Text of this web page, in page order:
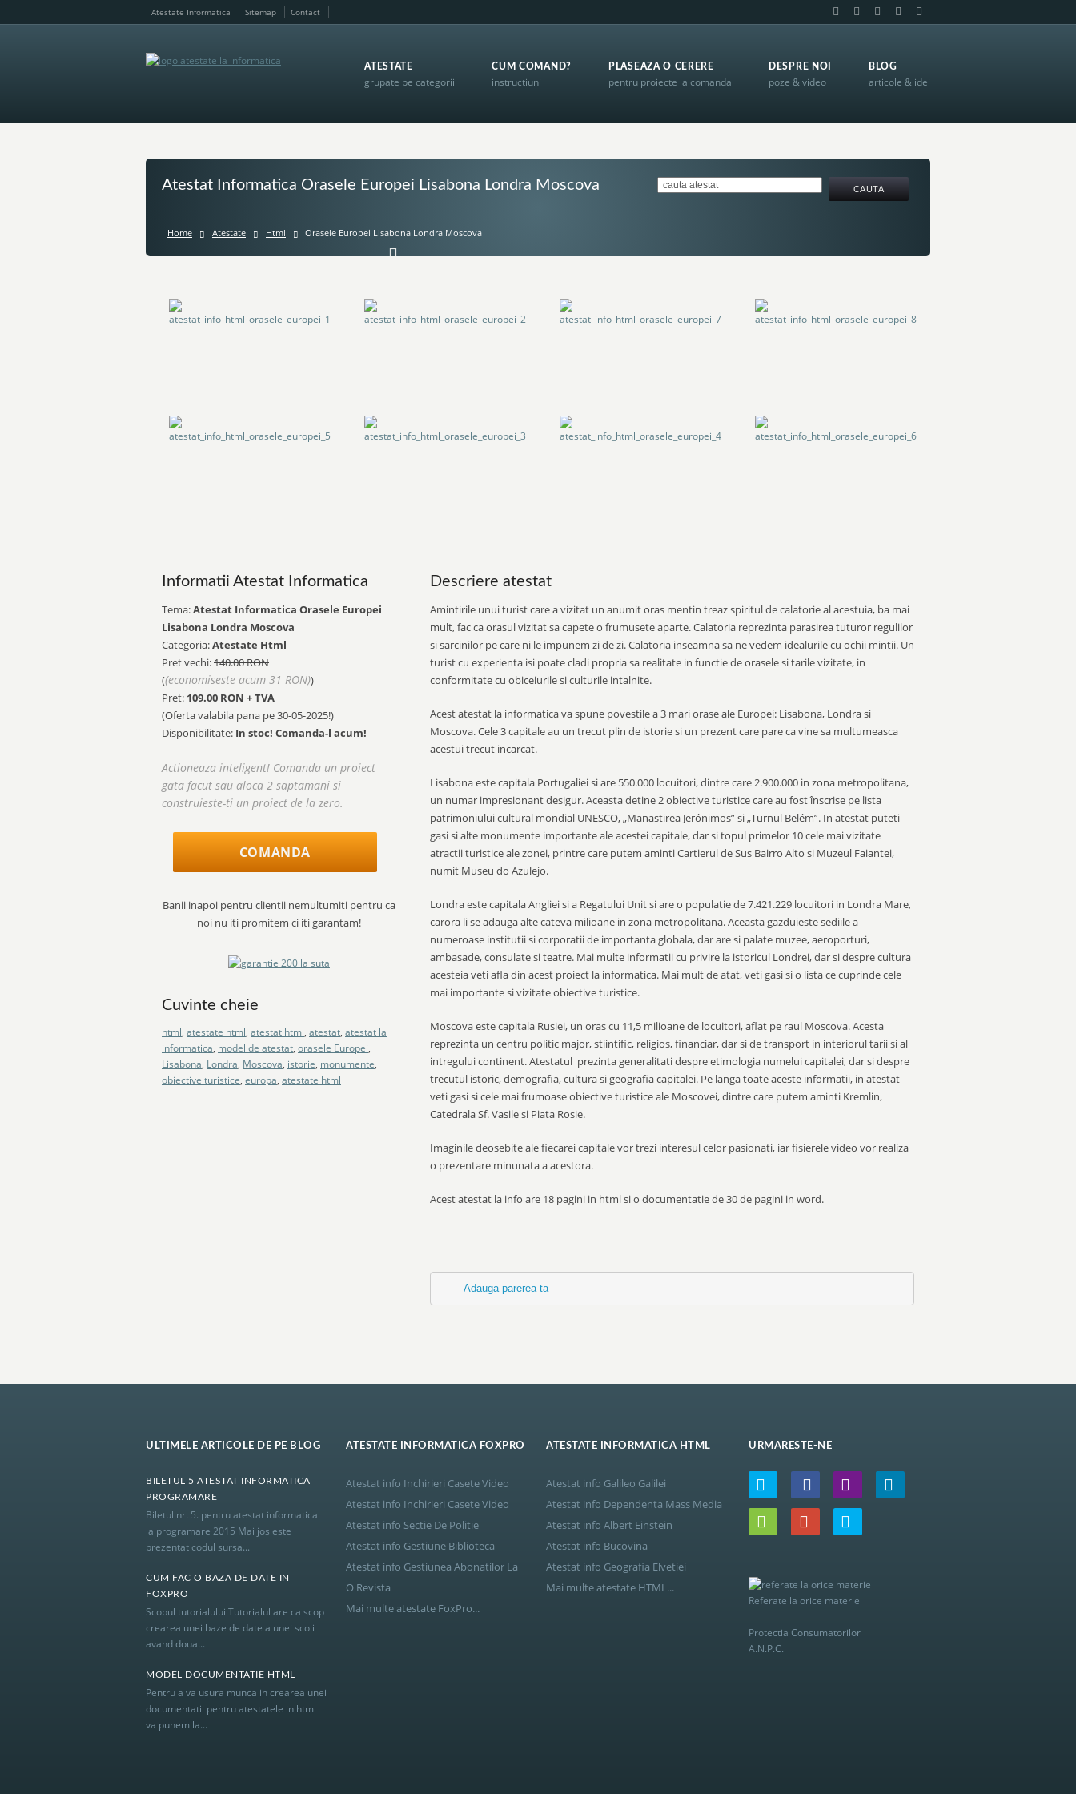
Atestate Informatica Sitemap Contact
ATESTATE
grupate pe categorii
CUM COMAND?
instructiuni
PLASEAZA O CERERE
pentru proiecte la comanda
DESPRE NOI
poze & video
BLOG
articole & idei
Atestat Informatica Orasele Europei Lisabona Londra Moscova
Home Atestate Html Orasele Europei Lisabona Londra Moscova
Informatii Atestat Informatica
Tema:Atestat Informatica Orasele Europei
Lisabona Londra Moscova
Categoria:Atestate Html
Pret vechi:140.00 RON
((economiseste acum 31 RON))
Pret: 109.00 RON + TVA
(Oferta valabila pana pe30-05-2025!)
Disponibilitate: In stoc! Comanda-l acum!
Actioneaza inteligent! Comanda un proiect
gata facut sau aloca 2 saptamani si
construieste-ti un proiect de la zero.
COMANDA
Banii inapoi pentru clientii nemultumiti pentru ca
noi nu iti promitem ci iti garantam!
Cuvinte cheie
html, atestate html, atestat html, atestat, atestat la
informatica, model de atestat, orasele Europei,
Lisabona, Londra, Moscova, istorie, monumente,
obiective turistice, europa, atestate html
Descriere atestat
Amintirile unui turist care a vizitat un anumit oras mentin treaz spiritul de calatorie al acestuia, ba mai
mult, fac ca orasul vizitat sa capete o frumusete aparte. Calatoria reprezinta parasirea tuturor regulilor
si sarcinilor pe care ni le impunem zi de zi. Calatoria inseamna sa ne vedem idealurile cu ochii mintii. Un
turist cu experienta isi poate cladi propria sa realitate in functie de orasele si tarile vizitate, in
conformitate cu obiceiurile si culturile intalnite.
Acest atestat la informatica va spune povestile a 3 mari orase ale Europei: Lisabona, Londra si
Moscova. Cele 3 capitale au un trecut plin de istorie si un prezent care pare ca vine sa multumeasca
acestui trecut incarcat.
Lisabona este capitala Portugaliei si are 550.000 locuitori, dintre care 2.900.000 in zona metropolitana,
un numar impresionant desigur. Aceasta detine 2 obiective turistice care au fost înscrise pe lista
patrimoniului cultural mondial UNESCO, „Manastirea Jerónimos” si „Turnul Belém”. In atestat puteti
gasi si alte monumente importante ale acestei capitale, dar si topul primelor 10 cele mai vizitate
atractii turistice ale zonei, printre care putem aminti Cartierul de Sus Bairro Alto si Muzeul Faiantei,
numit Museu do Azulejo.
Londra este capitala Angliei si a Regatului Unit si are o populatie de 7.421.229 locuitori in Londra Mare,
carora li se adauga alte cateva milioane in zona metropolitana. Aceasta gazduieste sediile a
numeroase institutii si corporatii de importanta globala, dar are si palate muzee, aeroporturi,
ambasade, consulate si teatre. Mai multe informatii cu privire la istoricul Londrei, dar si despre cultura
acesteia veti afla din acest proiect la informatica. Mai mult de atat, veti gasi si o lista ce cuprinde cele
mai importante si vizitate obiective turistice.
Moscova este capitala Rusiei, un oras cu 11,5 milioane de locuitori, aflat pe raul Moscova. Acesta
reprezinta un centru politic major, stiintific, religios, financiar, dar si de transport in interiorul tarii si al
intregului continent. Atestatul prezinta generalitati despre etimologia numelui capitalei, dar si despre
trecutul istoric, demografia, cultura si geografia capitalei. Pe langa toate aceste informatii, in atestat
veti gasi si cele mai frumoase obiective turistice ale Moscovei, dintre care putem aminti Kremlin,
Catedrala Sf. Vasile si Piata Rosie.
Imaginile deosebite ale fiecarei capitale vor trezi interesul celor pasionati, iar fisierele video vor realiza
o prezentare minunata a acestora.
Acest atestat la info are 18 pagini in html si o documentatie de 30 de pagini in word.
Adauga parerea ta
ULTIMELE ARTICOLE DE PE BLOG
BILETUL 5 ATESTAT INFORMATICA
PROGRAMARE
Biletul nr. 5. pentru atestat informatica
la programare 2015 Mai jos este
prezentat codul sursa...
CUM FAC O BAZA DE DATE IN
FOXPRO
Scopul tutorialului Tutorialul are ca scop
crearea unei baze de date a unei scoli
avand doua...
MODEL DOCUMENTATIE HTML
Pentru a va usura munca in crearea unei
documentatii pentru atestatele in html
va punem la...
ATESTATE INFORMATICA FOXPRO
Atestat info Inchirieri Casete Video
Atestat info Inchirieri Casete Video
Atestat info Sectie De Politie
Atestat info Gestiune Biblioteca
Atestat info Gestiunea Abonatilor La
O Revista
Mai multe atestate FoxPro...
ATESTATE INFORMATICA HTML
Atestat info Galileo Galilei
Atestat info Dependenta Mass Media
Atestat info Albert Einstein
Atestat info Bucovina
Atestat info Geografia Elvetiei
Mai multe atestate HTML...
URMARESTE-NE
Referate la orice materie
Protectia Consumatorilor
A.N.P.C.